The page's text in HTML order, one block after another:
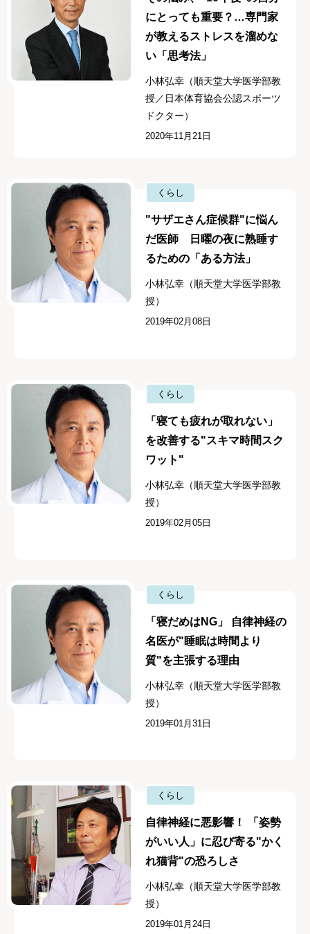
にとっても重要？…専門家
が教えるストレスを溜めな
い「思考法」
小林弘幸（順天堂大学医学部教
授／日本体育協会公認スポーツ
ドクター）
2020年11月21日
くらし
"サザエさん症候群"に悩ん
だ医師 日曜の夜に熟睡す
るための「ある方法」
小林弘幸（順天堂大学医学部教
授）
2019年02月08日
くらし
「寝ても疲れが取れない」
を改善する"スキマ時間スク
ワット"
小林弘幸（順天堂大学医学部教
授）
2019年02月05日
くらし
「寝だめはNG」 自律神経の
名医が"睡眠は時間より
質"を主張する理由
小林弘幸（順天堂大学医学部教
授）
2019年01月31日
くらし
自律神経に悪影響！ 「姿勢
がいい人」に忍び寄る"かく
れ猫背"の恐ろしさ
小林弘幸（順天堂大学医学部教
授）
2019年01月24日